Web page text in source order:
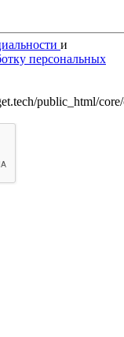
и
персональных
public_html/